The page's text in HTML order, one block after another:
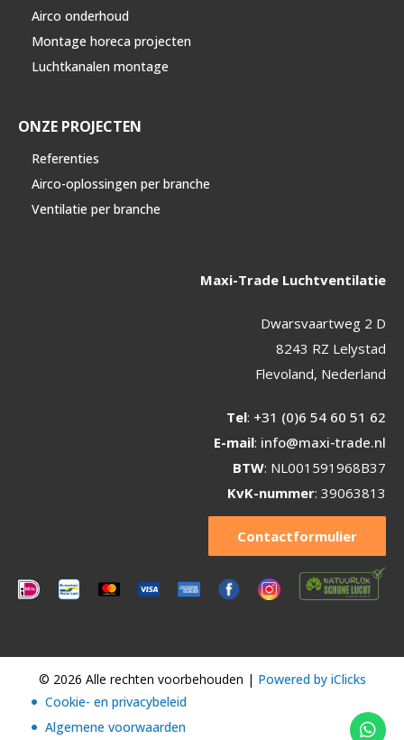
Airco onderhoud
Montage horeca projecten
Luchtkanalen montage
ONZE PROJECTEN
Referenties
Airco-oplossingen per branche
Ventilatie per branche
Maxi-Trade Luchtventilatie
Dwarsvaartweg 2 D
8243 RZ Lelystad
Flevoland, Nederland
Tel: +31 (0)6 54 60 51 62
E-mail: info@maxi-trade.nl
BTW: NL001591968B37
KvK-nummer: 39063813
Contactformulier
© 2026 Alle rechten voorbehouden | Powered by iClicks
Cookie- en privacybeleid
Algemene voorwaarden